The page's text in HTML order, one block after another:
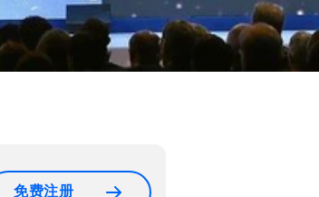
免费注册